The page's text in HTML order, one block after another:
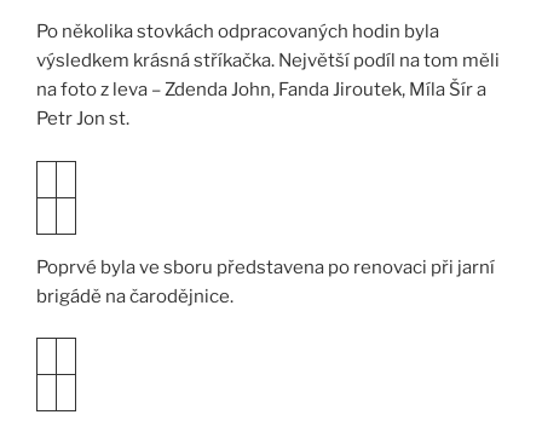
Po několika stovkách odpracovaných hodin byla
výsledkem krásná stříkačka. Největší podíl na tom měli
na foto z leva – Zdenda John, Fanda Jiroutek, Míla Šír a
Petr Jon st.
Poprvé byla ve sboru představena po renovaci při jarní
brigádě na čarodějnice.